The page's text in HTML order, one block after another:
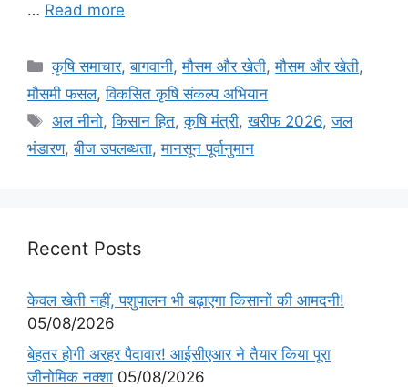
… Read more
कृषि समाचार,बागवानी,मौसम और खेती,मौसम और खेती,
मौसमी फसल,विकसित कृषि संकल्प अभियान
अल नीनो,किसान हित,कृषि मंत्री,खरीफ 2026,जल
भंडारण,बीज उपलब्धता,मानसून पूर्वानुमान
Recent Posts
केवल खेती नहीं, पशुपालन भी बढ़ाएगा किसानों की आमदनी!
05/08/2026
बेहतर होगी अरहर पैदावार! आईसीएआर ने तैयार किया पूरा
जीनोमिक नक्शा 05/08/2026